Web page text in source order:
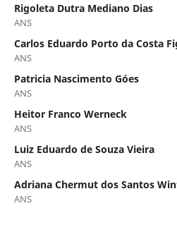
Rigoleta Dutra Mediano Dias
ANS
Carlos Eduardo Porto da Costa
ANS
Patricia Nascimento Góes
ANS
Heitor Franco Werneck
ANS
Luiz Eduardo de Souza Vieira
ANS
Adriana Chermut dos Santos
ANS